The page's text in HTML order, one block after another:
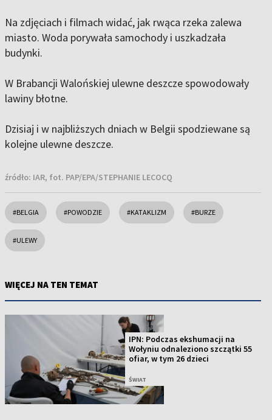
Na zdjęciach i filmach widać, jak rwąca rzeka zalewa
miasto. Woda porywała samochody i uszkadzała
budynki.
W Brabancji Walońskiej ulewne deszcze spowodowały
lawiny błotne.
Dzisiaj i w najbliższych dniach w Belgii spodziewane są
kolejne ulewne deszcze.
źródło: IAR, fot. PAP/EPA/STEPHANIE LECOCQ
#BELGIA #POWODZIE #KATAKLIZM #BURZE
#ULEWY
WIĘCEJ NA TEN TEMAT
IPN: Podczas ekshumacji na
Wołyniu odnaleziono szczątki 55
ofiar, w tym 26 dzieci
ŚWIAT